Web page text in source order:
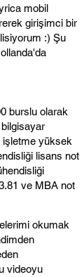
mobil
girişimci bir
:) Şu
burslu olarak
yüksek
lisans not
ve MBA not
okumak
videoyu